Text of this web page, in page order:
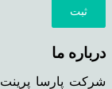
درباره ما